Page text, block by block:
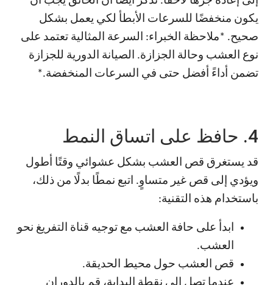
يكون منخفضًا للسرعات الأبطأ لكي يعمل بشكل
صحيح. *ملاحظة الخبراء: السرعة المثالية تعتمد على
نوع العشب وحالة الجزازة. الصيانة الدورية للجزازة
تضمن أداءً أفضل حتى في السرعات المنخفضة.*
4. حافظ على اتساق النمط
قد يستغرق قص العشب بشكل عشوائي وقتًا أطول
ويؤدي إلى قص غير متساوٍ. اتبع نمطًا بدلًا من ذلك،
باستخدام هذه التقنية:
ابدأ على حافة العشب مع توجيه قناة التفريغ نحو
العشب.
قص العشب حول محيط الحديقة.